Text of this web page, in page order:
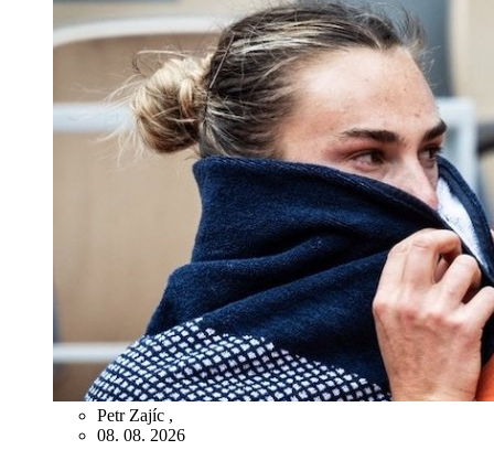
Petr Zajíc ,
08. 08. 2026